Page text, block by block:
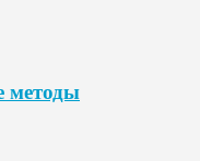
методы